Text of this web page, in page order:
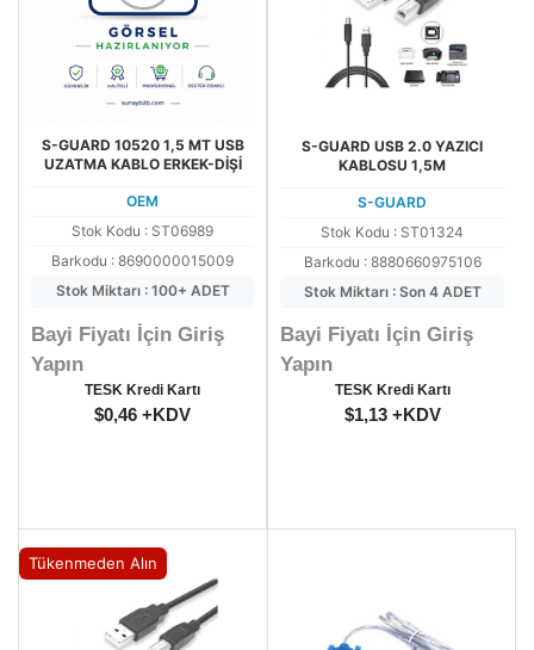
S-GUARD 10520 1,5 MT USB
UZATMA KABLO ERKEK-DİŞİ
OEM
Stok Kodu : ST06989
Barkodu : 8690000015009
Stok Miktarı : 100+ ADET
Bayi Fiyatı İçin Giriş
Yapın
TESK Kredi Kartı
$0,46 +KDV
S-GUARD USB 2.0 YAZICI
KABLOSU 1,5M
S-GUARD
Stok Kodu : ST01324
Barkodu : 8880660975106
Stok Miktarı : Son 4 ADET
Bayi Fiyatı İçin Giriş
Yapın
TESK Kredi Kartı
$1,13 +KDV
Tükenmeden Alın